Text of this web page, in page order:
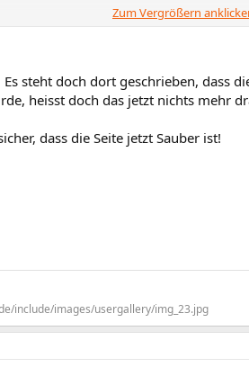
gehostet, darunter gumblar.cn/,
Zum Vergrößern
steht doch dort geschrieben, dass
heisst doch das jetzt nichts mehr
dass die Seite jetzt Sauber ist!
include/images/usergallery/img_23.jpg